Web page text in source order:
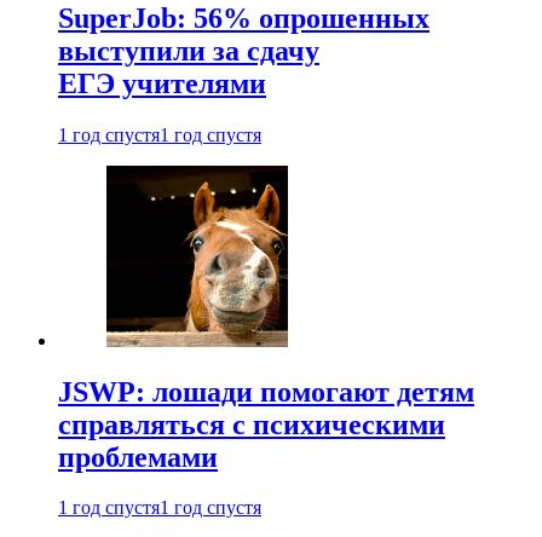
SuperJob: 56% опрошенных
выступили за сдачу
ЕГЭ учителями
1 год спустя1 год спустя
JSWP: лошади помогают детям
справляться с психическими
проблемами
1 год спустя1 год спустя